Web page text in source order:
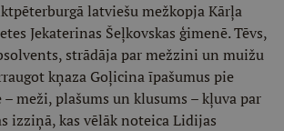
latviešu mežkopja Kārļa
Jekaterinas Šeļkovskas ģimenē. Tēvs,
strādāja par mežzini un muižu
kņaza Goļicina īpašumus pie
– meži, plašums un klusums – kļuva par
izziņā, kas vēlāk noteica Lidijas